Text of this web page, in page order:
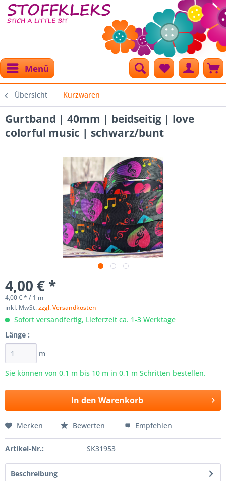
Menü
Übersicht Kurzwaren
Gurtband | 40mm | beidseitig | love
colorful music | schwarz/bunt
4,00 € *
4,00 € * / 1 m
inkl. MwSt.zzgl. Versandkosten
Sofort versandfertig, Lieferzeit ca. 1-3 Werktage
Länge :
m
Sie können von 0,1 m bis 10 m in 0,1 m Schritten bestellen.
In den Warenkorb
Merken Bewerten Empfehlen
Artikel-Nr.: SK31953
Beschreibung